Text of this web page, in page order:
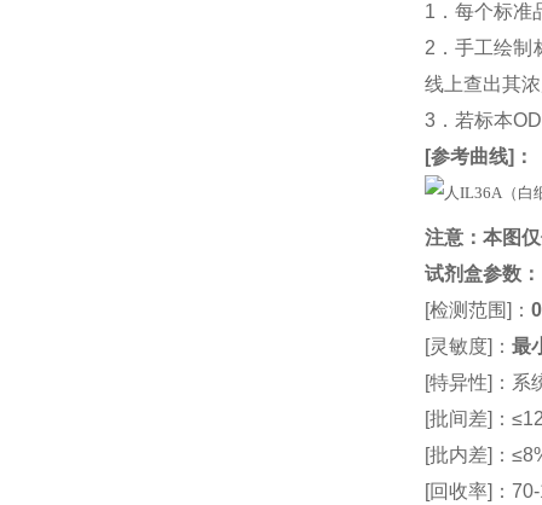
1．每个标准
2．手工绘制
线上查出其
3．若标本
[参考曲线]：
注意：本图
试剂盒参数 ：
[检测范围]：
[灵敏度]：最
[特异性]：系
[批间差]：
[批内差]：
[回收率]：